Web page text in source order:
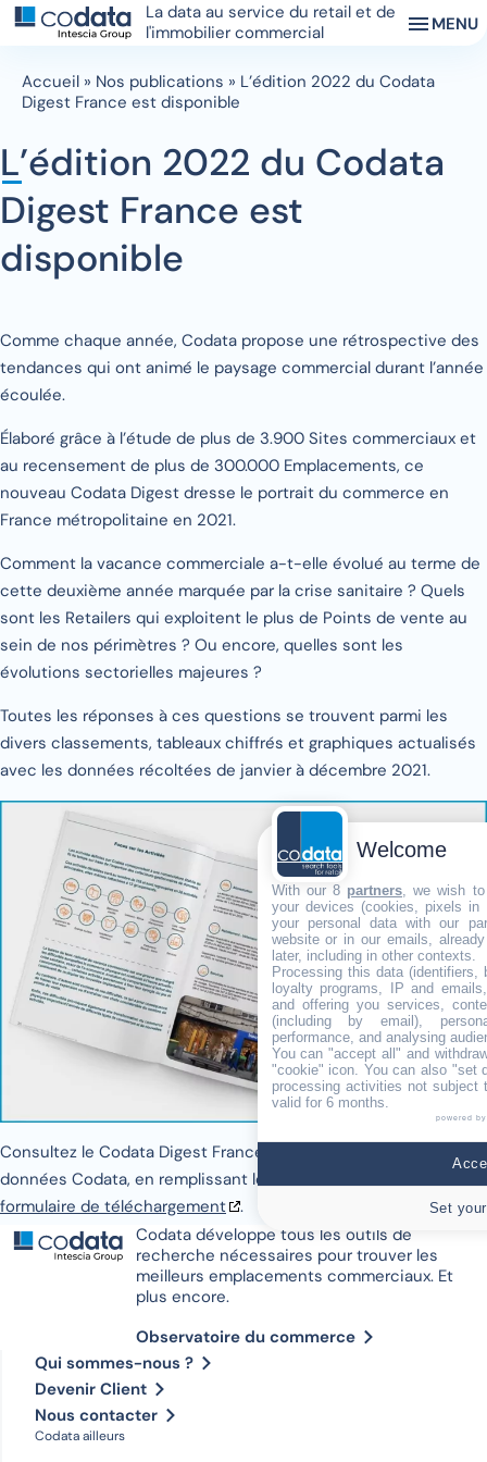
La data au service du retail et de
l'immobilier commercial
MENU
Accueil » Nos publications » L’édition 2022 du Codata
Digest France est disponible
L’édition 2022 du Codata
Digest France est
disponible
Comme chaque année, Codata propose une rétrospective des
tendances qui ont animé le paysage commercial durant l’année
écoulée.
Élaboré grâce à l’étude de plus de 3.900 Sites commerciaux et
au recensement de plus de 300.000 Emplacements, ce
nouveau Codata Digest dresse le portrait du commerce en
France métropolitaine en 2021.
Comment la vacance commerciale a-t-elle évolué au terme de
cette deuxième année marquée par la crise sanitaire ? Quels
sont les Retailers qui exploitent le plus de Points de vente au
sein de nos périmètres ? Ou encore, quelles sont les
évolutions sectorielles majeures ?
Toutes les réponses à ces questions se trouvent parmi les
divers classements, tableaux chiffrés et graphiques actualisés
avec les données récoltées de janvier à décembre 2021.
Consultez le Codata Digest France, le condensé de la base de
données Codata, en remplissant le
formulaire de téléchargement
.
Codata développe tous les outils de
recherche nécessaires pour trouver les
meilleurs emplacements commerciaux. Et
plus encore.
Observatoire du commerce
Qui sommes-nous ?
Devenir Client
Nous contacter
Codata ailleurs
Welcome
With our 8 partners , we wish
your devices (cookies, pixels
your personal data with our
website or in our emails,
later, including in other contexts.
Processing this data (identifiers,
loyalty programs, IP and
and offering you services,
(including by email),
performance, and analysing
You can "accept all" and
"cookie" icon . You can also "set
processing activities not subject
valid for 6 months.
powered by
Set